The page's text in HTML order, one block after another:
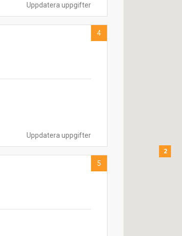
Uppdatera uppgifter
Uppdatera uppgifter
4
5
2